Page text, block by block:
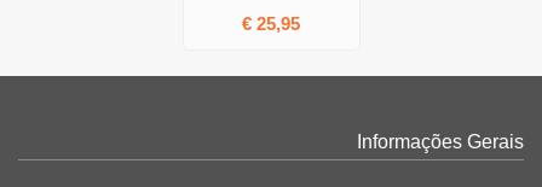
€ 25,95
Informações Gerais